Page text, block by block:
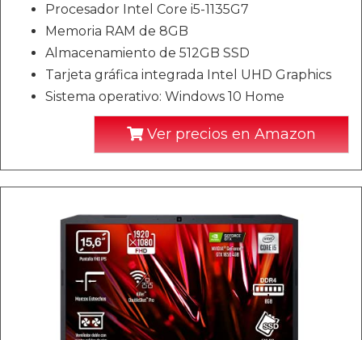
Procesador Intel Core i5-1135G7
Memoria RAM de 8GB
Almacenamiento de 512GB SSD
Tarjeta gráfica integrada Intel UHD Graphics
Sistema operativo: Windows 10 Home
Ver precios en Amazon